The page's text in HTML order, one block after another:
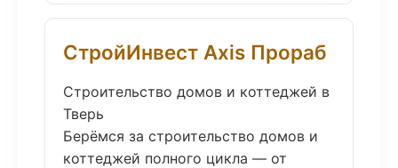
СтройИнвест Axis Прораб
Строительство домов и коттеджей в
Тверь
Берёмся за строительство домов и
коттеджей полного цикла — от